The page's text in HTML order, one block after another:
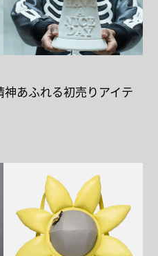
神あふれる初売りアイテ